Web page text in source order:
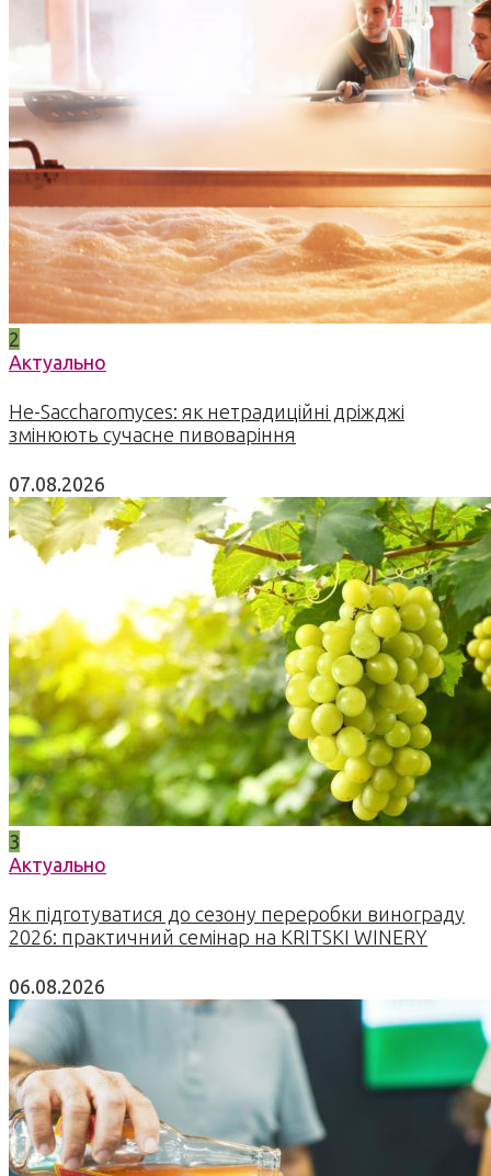
2
Актуально
Не-Saccharomyces: як нетрадиційні дріжджі
змінюють сучасне пивоваріння
07.08.2026
3
Актуально
Як підготуватися до сезону переробки винограду
2026: практичний семінар на KRITSKI WINERY
06.08.2026